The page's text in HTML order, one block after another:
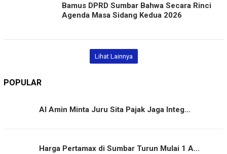
Bamus DPRD Sumbar Bahwa Secara Rinci
Agenda Masa Sidang Kedua 2026
Lihat Lainnya
POPULAR
Al Amin Minta Juru Sita Pajak Jaga Integ…
Harga Pertamax di Sumbar Turun Mulai 1 A…